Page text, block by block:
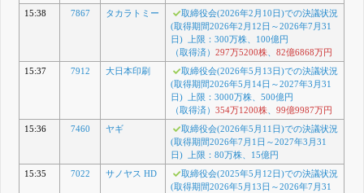
15:38
7867 タカラトミー
取締役会(2026年2月10日)での決議状況
(取得期間2026年2月12日～2026年7月31
日) 上限：300万株、100億円
（取得済） 297万5200株、 82億6868万円
15:37
7912 大日本印刷
取締役会(2026年5月13日)での決議状況
(取得期間2026年5月14日～2027年3月31
日) 上限：3000万株、500億円
（取得済） 354万1200株、 99億9987万円
15:36
7460 ヤギ
取締役会(2026年5月11日)での決議状況
(取得期間2026年7月1日～2027年3月31
日) 上限：80万株、15億円
15:35
7022 サノヤス HD
取締役会(2025年5月12日)での決議状況
(取得期間2026年5月13日～2026年7月31